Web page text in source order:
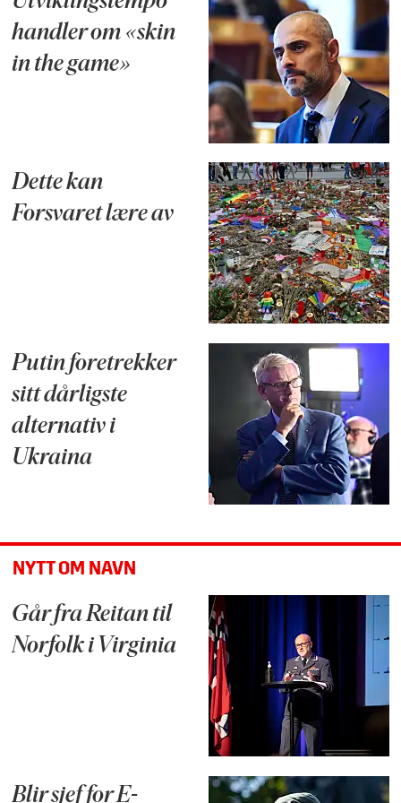
handler om «skin
in the game»
Dette kan
Forsvaret lære av
Putin foretrekker
sitt dårligste
alternativ i
Ukraina
NYTT OM NAVN
Går fra Reitan til
Norfolk i Virginia
Blir sjef for E-